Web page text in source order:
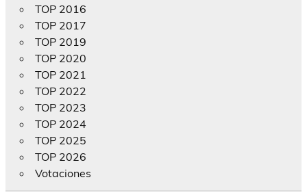
TOP 2016
TOP 2017
TOP 2019
TOP 2020
TOP 2021
TOP 2022
TOP 2023
TOP 2024
TOP 2025
TOP 2026
Votaciones